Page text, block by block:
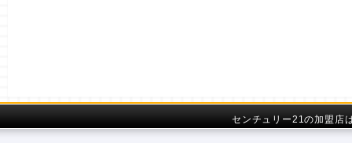
センチュリー21の加盟店